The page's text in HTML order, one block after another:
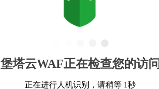
堡塔云WAF正在检查您的访问
正在进行人机识别，请稍等 1秒